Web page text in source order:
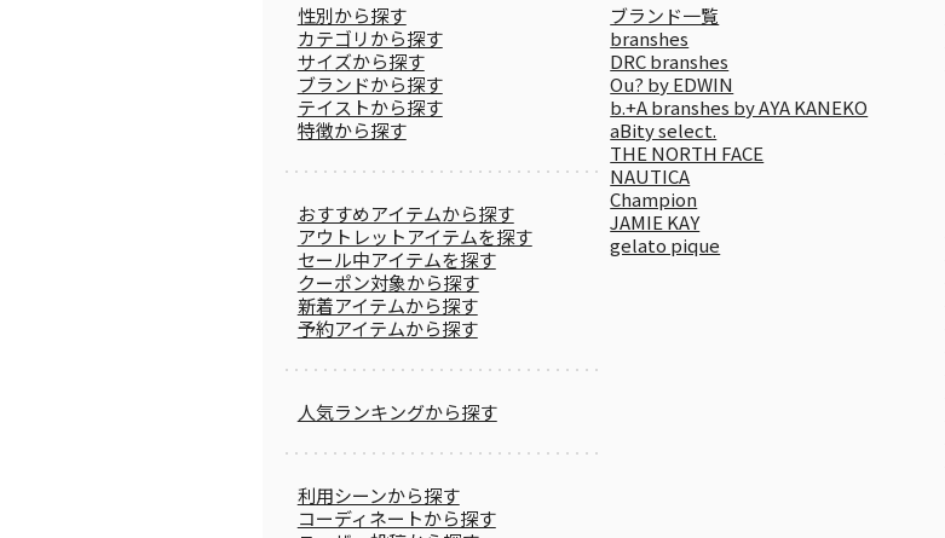
性別から探す
カテゴリから探す
サイズから探す
ブランドから探す
テイストから探す
特徴から探す
おすすめアイテムから探す
アウトレットアイテムを探す
セール中アイテムを探す
クーポン対象から探す
新着アイテムから探す
予約アイテムから探す
人気ランキングから探す
利用シーンから探す
コーディネートから探す
ブランド一覧
branshes
DRC branshes
Ou? by EDWIN
b.+A branshes by AYA KANEKO
aBity select.
THE NORTH FACE
NAUTICA
Champion
JAMIE KAY
gelato pique